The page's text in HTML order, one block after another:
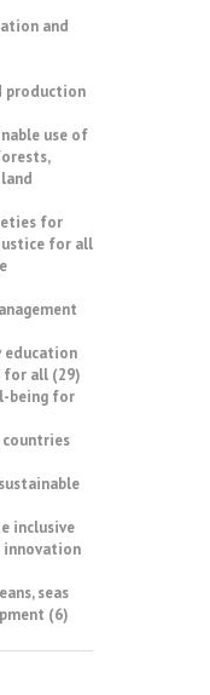
and
production
use of
for
for all
education
all (29)
being for
countries
inclusive
seas
(6)